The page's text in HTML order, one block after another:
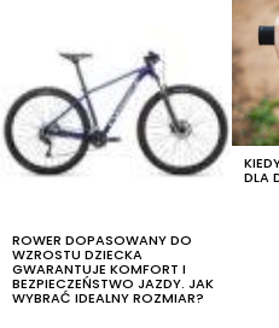
ROWER DOPASOWANY DO
WZROSTU DZIECKA
GWARANTUJE KOMFORT I
BEZPIECZEŃSTWO JAZDY. JAK
WYBRAĆ IDEALNY ROZMIAR?
DLA